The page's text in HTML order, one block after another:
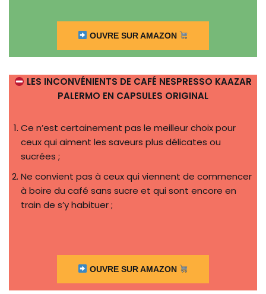
OUVRE SUR AMAZON
LES INCONVÉNIENTS DE CAFÉ NESPRESSO KAAZAR
PALERMO EN CAPSULES ORIGINAL
Ce n’est certainement pas le meilleur choix pour
ceux qui aiment les saveurs plus délicates ou
sucrées ;
Ne convient pas à ceux qui viennent de commencer
à boire du café sans sucre et qui sont encore en
train de s’y habituer ;
OUVRE SUR AMAZON